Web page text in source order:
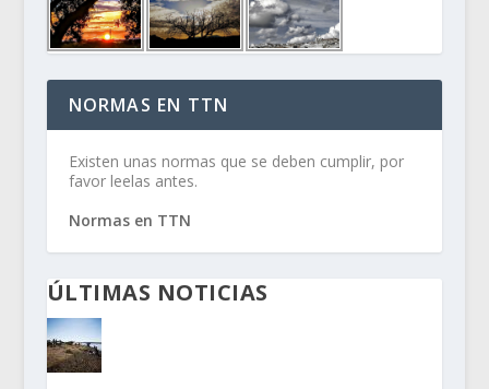
NORMAS EN TTN
Existen unas normas que se deben cumplir, por
favor leelas antes.
Normas en TTN
ÚLTIMAS NOTICIAS